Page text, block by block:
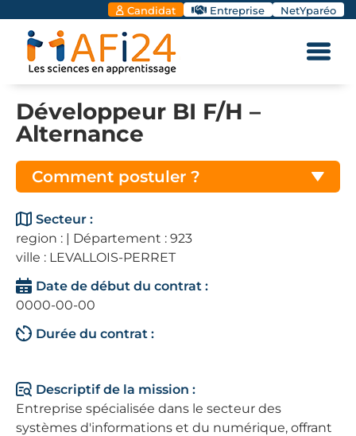
Candidat Entreprise NetYparéo
Développeur BI F/H –
Alternance
Comment postuler ?
Secteur :
region : | Département : 923
ville : LEVALLOIS-PERRET
Date de début du contrat :
0000-00-00
Durée du contrat :
Descriptif de la mission :
Entreprise spécialisée dans le secteur des
systèmes d'informations et du numérique, offrant